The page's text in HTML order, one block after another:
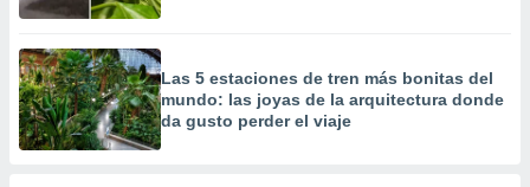
Las 5 estaciones de tren más bonitas del
mundo: las joyas de la arquitectura donde
da gusto perder el viaje